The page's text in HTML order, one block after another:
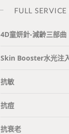
FULL
4D童妍針-減齡三部曲
Skin Booster水光注
抗敏
抗痘
抗衰老